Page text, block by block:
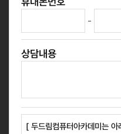
-
상담내용
[ 두드림컴퓨터아카데미는